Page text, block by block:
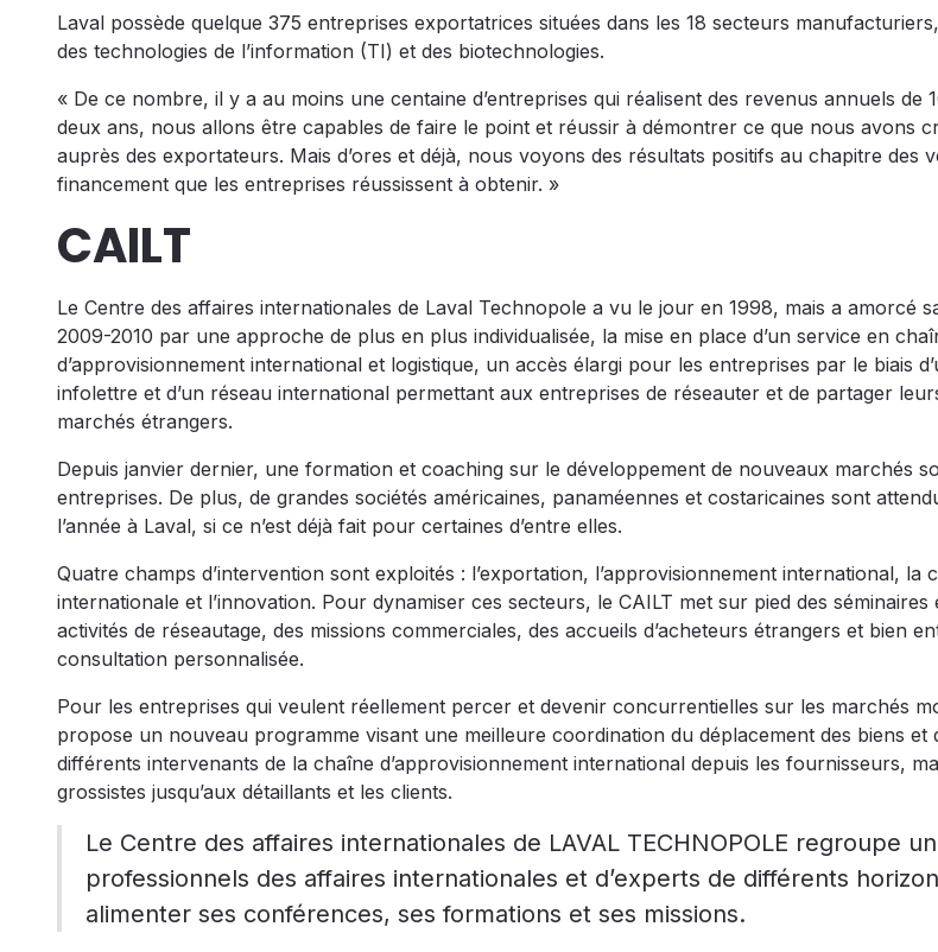
Laval possède quelque 375 entreprises exportatrices situées dans les 18 secteurs
des technologies de l’information (TI) et des biotechnologies.
« De ce nombre, il y a au moins une centaine d’entreprises qui réalisent des revenus annuels de
deux ans, nous allons être capables de faire le point et réussir à démontrer ce que nous avons
auprès des exportateurs. Mais d’ores et déjà, nous voyons des résultats positifs au chapitre des
financement que les entreprises réussissent à obtenir. »
CAILT
Le Centre des affaires internationales de Laval Technopole a vu le jour en 1998, mais a amorcé
2009-2010 par une approche de plus en plus individualisée, la mise en place d’un service en
d’approvisionnement international et logistique, un accès élargi pour les entreprises par le biais
infolettre et d’un réseau international permettant aux entreprises de réseauter et de partager
marchés étrangers.
Depuis janvier dernier, une formation et coaching sur le développement de nouveaux marchés
entreprises. De plus, de grandes sociétés américaines, panaméennes et costaricaines sont
l’année à Laval, si ce n’est déjà fait pour certaines d’entre elles.
Quatre champs d’intervention sont exploités : l’exportation, l’approvisionnement international, la
internationale et l’innovation. Pour dynamiser ces secteurs, le CAILT met sur pied des
activités de réseautage, des missions commerciales, des accueils d’acheteurs étrangers et bien
consultation personnalisée.
Pour les entreprises qui veulent réellement percer et devenir concurrentielles sur les marchés
propose un nouveau programme visant une meilleure coordination du déplacement des biens et
différents intervenants de la chaîne d’approvisionnement international depuis les fournisseurs,
grossistes jusqu’aux détaillants et les clients.
Le Centre des affaires internationales de LAVAL TECHNOPOLE regroupe
professionnels des affaires internationales et d’experts de différents
alimenter ses conférences, ses formations et ses missions.